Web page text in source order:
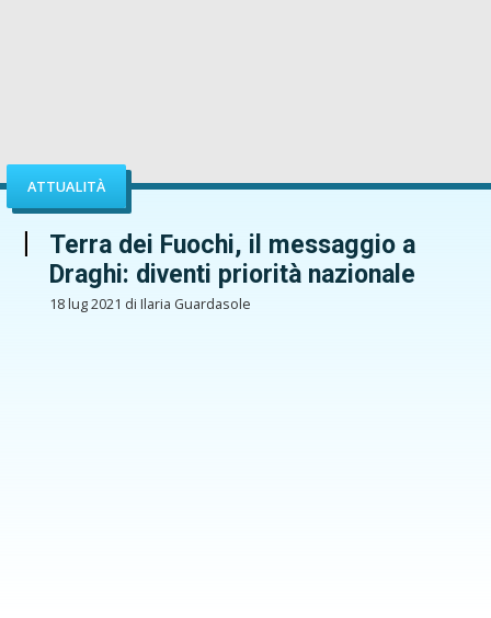
ATTUALITÀ
Terra dei Fuochi, il messaggio a
Draghi: diventi priorità nazionale
18 lug 2021 di Ilaria Guardasole